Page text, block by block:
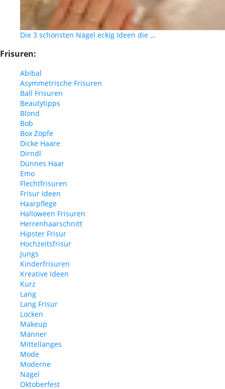
Die 3 schönsten Nägel eckig Ideen die …
Frisuren:
Abibal
Asymmetrische Frisuren
Ball Frisuren
Beautytipps
Blond
Bob
Box Zöpfe
Dicke Haare
Dirndl
Dünnes Haar
Emo
Flechtfrisuren
Frisur Ideen
Haarpflege
Halloween Frisuren
Herrenhaarschnitt
Hipster Frisur
Hochzeitsfrisur
Jungs
Kinderfrisuren
Kreative Ideen
Kurz
Lang
Lang Frisur
Locken
Makeup
Männer
Mittellanges
Mode
Moderne
Nägel
Oktoberfest